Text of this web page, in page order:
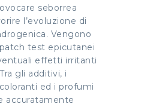
seborrea
l’evoluzione di
Vengono
test epicutanei
effetti irritanti
gli additivi, i
ed i profumi
accuratamente